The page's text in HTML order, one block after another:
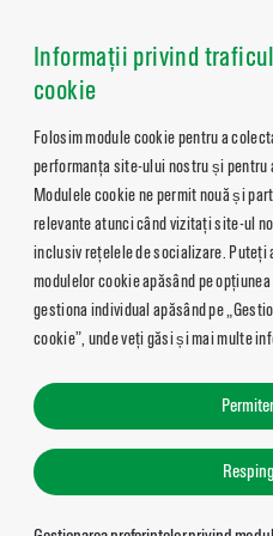
Informații privind
cookie
Folosim module cookie pentru a
performanța site-ului nostru și pentru
Modulele cookie ne permit nouă și
relevante atunci când vizitați site-ul
inclusiv rețelele de socializare. Puteți
modulelor cookie apăsând pe
gestiona individual apăsând pe
cookie”, unde veți găsi și mai multe